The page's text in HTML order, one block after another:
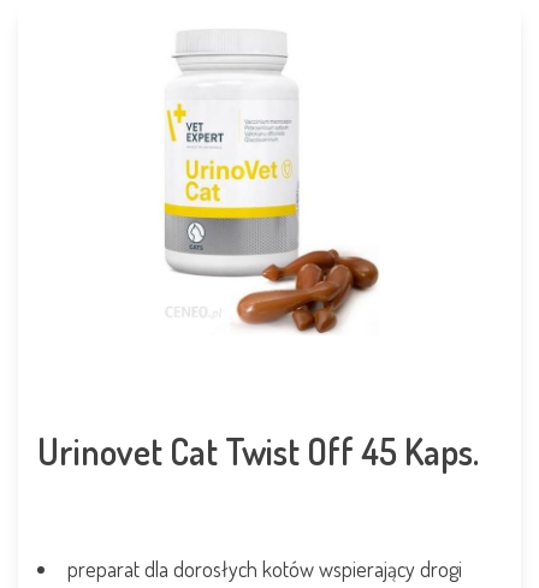
Urinovet Cat Twist Off 45 Kaps.
preparat dla dorosłych kotów wspierający drogi